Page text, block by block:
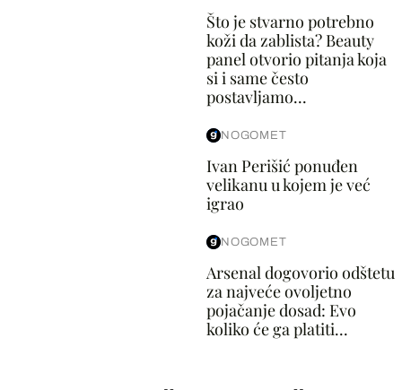
Što je stvarno potrebno
koži da zablista? Beauty
panel otvorio pitanja koja
si i same često
postavljamo...
NOGOMET
Ivan Perišić ponuđen
velikanu u kojem je već
igrao
NOGOMET
Arsenal dogovorio odštetu
za najveće ovoljetno
pojačanje dosad: Evo
koliko će ga platiti...